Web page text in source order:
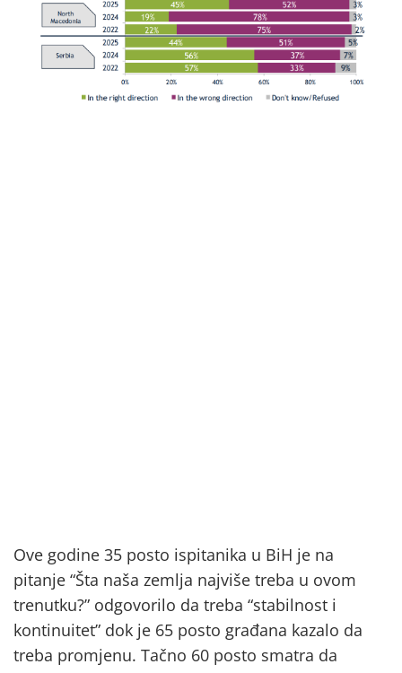
Ove godine 35 posto ispitanika u BiH je na
pitanje “Šta naša zemlja najviše treba u ovom
trenutku?” odgovorilo da treba “stabilnost i
kontinuitet” dok je 65 posto građana kazalo da
treba promjenu. Tačno 60 posto smatra da